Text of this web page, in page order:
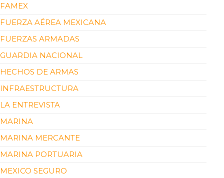
FAMEX
FUERZA AÉREA MEXICANA
FUERZAS ARMADAS
GUARDIA NACIONAL
HECHOS DE ARMAS
INFRAESTRUCTURA
LA ENTREVISTA
MARINA
MARINA MERCANTE
MARINA PORTUARIA
MEXICO SEGURO